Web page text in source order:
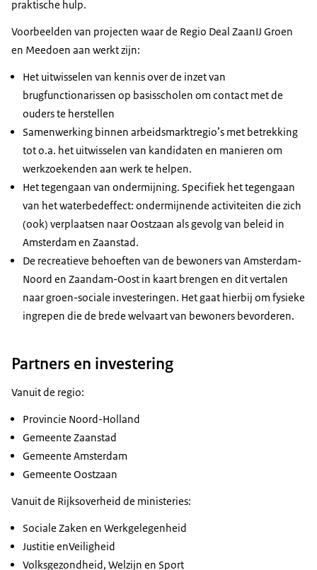
praktische hulp.
Voorbeelden van projecten waar de Regio Deal ZaanIJ Groen
en Meedoen aan werkt zijn:
Het uitwisselen van kennis over de inzet van
brugfunctionarissen op basisscholen om contact met de
ouders te herstellen
Samenwerking binnen arbeidsmarktregio’s met betrekking
tot o.a. het uitwisselen van kandidaten en manieren om
werkzoekenden aan werk te helpen.
Het tegengaan van ondermijning. Specifiek het tegengaan
van het waterbedeffect: ondermijnende activiteiten die zich
(ook) verplaatsen naar Oostzaan als gevolg van beleid in
Amsterdam en Zaanstad.
De recreatieve behoeften van de bewoners van Amsterdam-
Noord en Zaandam-Oost in kaart brengen en dit vertalen
naar groen-sociale investeringen. Het gaat hierbij om fysieke
ingrepen die de brede welvaart van bewoners bevorderen.
Partners en investering
Vanuit de regio:
Provincie Noord-Holland
Gemeente Zaanstad
Gemeente Amsterdam
Gemeente Oostzaan
Vanuit de Rijksoverheid de ministeries:
Sociale Zaken en Werkgelegenheid
Justitie enVeiligheid
Volksgezondheid, Welzijn en Sport